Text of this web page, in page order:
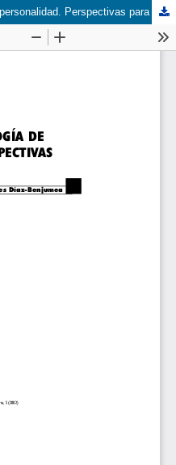
Psicoanálisis y Psicología de la personalidad. Perspectivas para la integración